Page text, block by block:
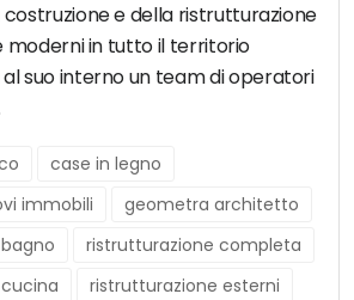
e della ristrutturazione
moderni in tutto il territorio
suo interno un team di operatori
case in legno
immobili
geometra architetto
ristrutturazione completa
ristrutturazione esterni